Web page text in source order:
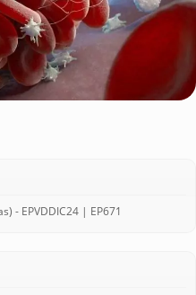
- EPVDDIC24 | EP671